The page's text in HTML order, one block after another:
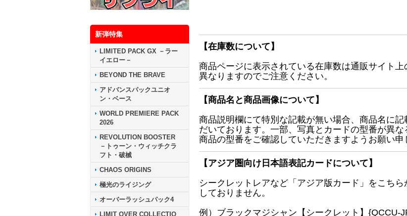
新弾特集
LIMITED PACK GX －ラー
イエロー－
BEYOND THE BRAVE
アドバンスパックユニオ
ン・ベース
WORLD PREMIERE PACK
2026
REVOLUTION BOOSTER
－トゥーン・ウィッチクラ
フト・破械
CHAOS ORIGINS
極光のライジング
オーバーラッシュパック4
LIMIT OVER COLLECTIO
【在庫数について】
商品ページに表示されている在庫数は通販サイト
異なりますのでご注意ください。
【商品名と商品画像について】
商品説明欄にて特別な記載が無い場合、商品名に
だいております。一部、写真とカードの型番が異
商品の型番をご確認していただきますようお願い申
【アジア圏向け日本語表記カードについて】
シークレットレアなど「アジア版カード」をこち
しておりません。
例）ブラックマジシャン【シークレット】{QCCU-